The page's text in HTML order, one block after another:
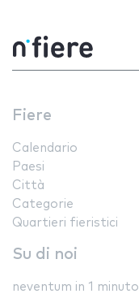
Fiere
Calendario
Paesi
Città
Categorie
Quartieri fieristici
Su di noi
neventum in 1 minuto